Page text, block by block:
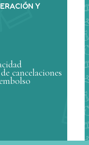
Y
cancelaciones